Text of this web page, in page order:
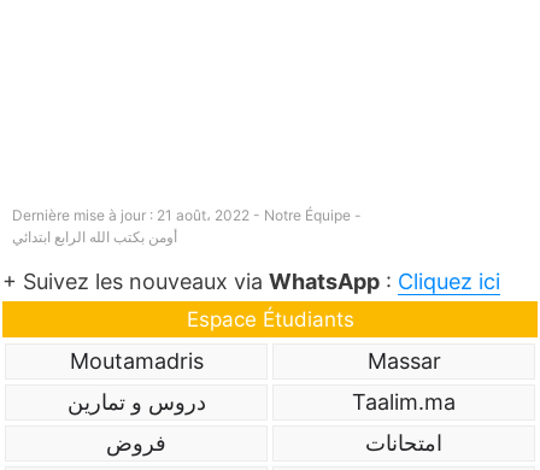
Dernière mise à jour : 21 août، 2022 - Notre Équipe -
أومن بكتب الله الرابع ابتدائي
+ Suivez les nouveaux via WhatsApp : Cliquez ici
Espace Étudiants
Massar
Moutamadris
Taalim.ma
دروس و تمارين
امتحانات
فروض